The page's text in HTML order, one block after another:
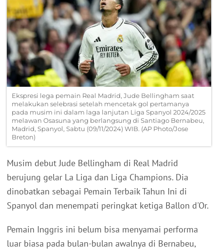
Ekspresi lega pemain Real Madrid, Jude Bellingham saat
melakukan selebrasi setelah mencetak gol pertamanya
pada musim ini dalam laga lanjutan Liga Spanyol 2024/2025
melawan Osasuna yang berlangsung di Santiago Bernabeu,
Madrid, Spanyol, Sabtu (09/11/2024) WIB. (AP Photo/Jose
Breton)
Musim debut Jude Bellingham di Real Madrid
berujung gelar La Liga dan Liga Champions. Dia
dinobatkan sebagai Pemain Terbaik Tahun Ini di
Spanyol dan menempati peringkat ketiga Ballon d'Or.
Pemain Inggris ini belum bisa menyamai performa
luar biasa pada bulan-bulan awalnya di Bernabeu,